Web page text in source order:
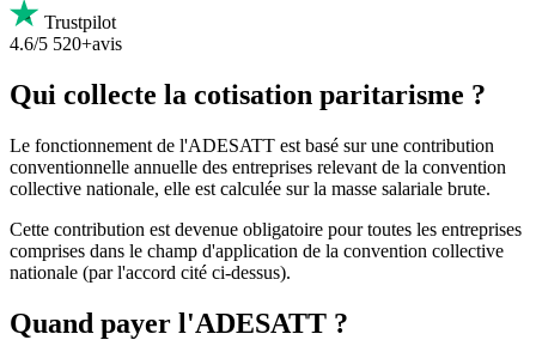
Trustpilot
4.6/5 520+avis
Qui collecte la cotisation paritarisme ?
Le fonctionnement de l'ADESATT est basé sur une contribution
conventionnelle annuelle des entreprises relevant de la convention
collective nationale, elle est calculée sur la masse salariale brute.
Cette contribution est devenue obligatoire pour toutes les entreprises
comprises dans le champ d'application de la convention collective
nationale (par l'accord cité ci-dessus).
Quand payer l'ADESATT ?